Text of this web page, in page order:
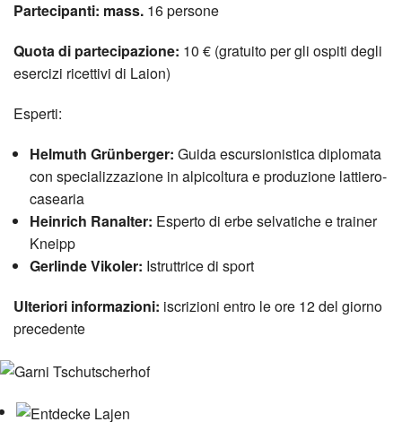
Partecipanti: mass. 16 persone
Quota di partecipazione: 10 € (gratuito per gli ospiti degli
esercizi ricettivi di Laion)
Esperti:
Helmuth Grünberger: Guida escursionistica diplomata
con specializzazione in alpicoltura e produzione lattiero-
casearia
Heinrich Ranalter: Esperto di erbe selvatiche e trainer
Kneipp
Gerlinde Vikoler: Istruttrice di sport
Ulteriori informazioni: iscrizioni entro le ore 12 del giorno
precedente